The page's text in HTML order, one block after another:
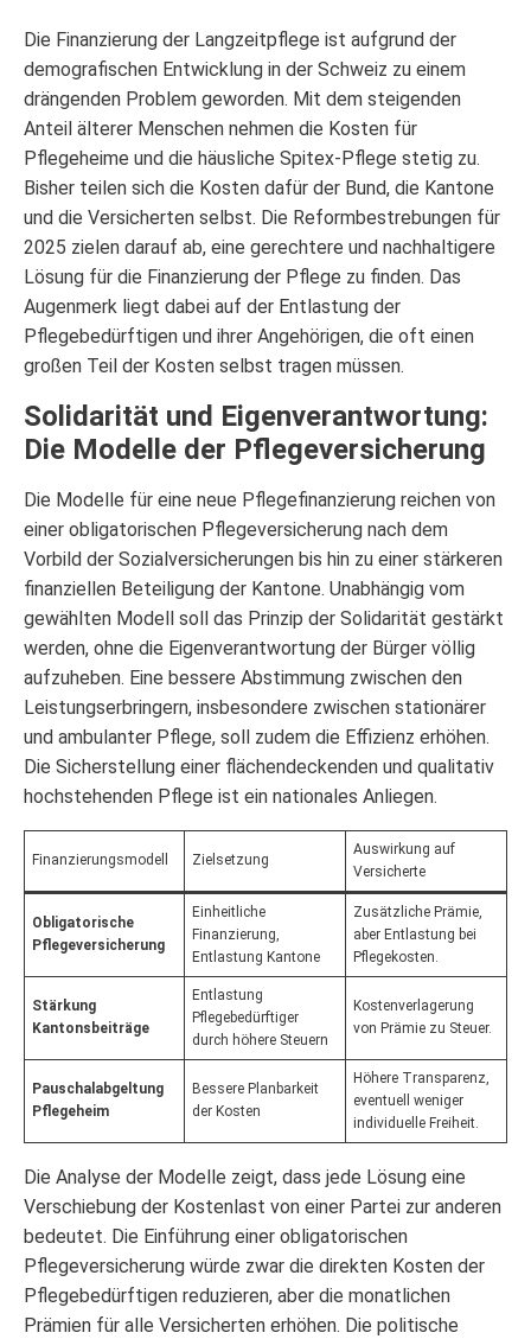
Die Finanzierung der Langzeitpflege ist aufgrund der
demografischen Entwicklung in der Schweiz zu einem
drängenden Problem geworden. Mit dem steigenden
Anteil älterer Menschen nehmen die Kosten für
Pflegeheime und die häusliche Spitex-Pflege stetig zu.
Bisher teilen sich die Kosten dafür der Bund, die Kantone
und die Versicherten selbst. Die Reformbestrebungen für
2025 zielen darauf ab, eine gerechtere und nachhaltigere
Lösung für die Finanzierung der Pflege zu finden. Das
Augenmerk liegt dabei auf der Entlastung der
Pflegebedürftigen und ihrer Angehörigen, die oft einen
großen Teil der Kosten selbst tragen müssen.
Solidarität und Eigenverantwortung:
Die Modelle der Pflegeversicherung
Die Modelle für eine neue Pflegefinanzierung reichen von
einer obligatorischen Pflegeversicherung nach dem
Vorbild der Sozialversicherungen bis hin zu einer stärkeren
finanziellen Beteiligung der Kantone. Unabhängig vom
gewählten Modell soll das Prinzip der Solidarität gestärkt
werden, ohne die Eigenverantwortung der Bürger völlig
aufzuheben. Eine bessere Abstimmung zwischen den
Leistungserbringern, insbesondere zwischen stationärer
und ambulanter Pflege, soll zudem die Effizienz erhöhen.
Die Sicherstellung einer flächendeckenden und qualitativ
hochstehenden Pflege ist ein nationales Anliegen.
Finanzierungsmodell Zielsetzung
Auswirkung auf
Versicherte
Obligatorische
Pflegeversicherung
Einheitliche
Finanzierung,
Entlastung Kantone
Zusätzliche Prämie,
aber Entlastung bei
Pflegekosten.
Stärkung
Kantonsbeiträge
Entlastung
Pflegebedürftiger
durch höhere Steuern
Kostenverlagerung
von Prämie zu Steuer.
Pauschalabgeltung
Pflegeheim
Bessere Planbarkeit
der Kosten
Höhere Transparenz,
eventuell weniger
individuelle Freiheit.
Die Analyse der Modelle zeigt, dass jede Lösung eine
Verschiebung der Kostenlast von einer Partei zur anderen
bedeutet. Die Einführung einer obligatorischen
Pflegeversicherung würde zwar die direkten Kosten der
Pflegebedürftigen reduzieren, aber die monatlichen
Prämien für alle Versicherten erhöhen. Die politische